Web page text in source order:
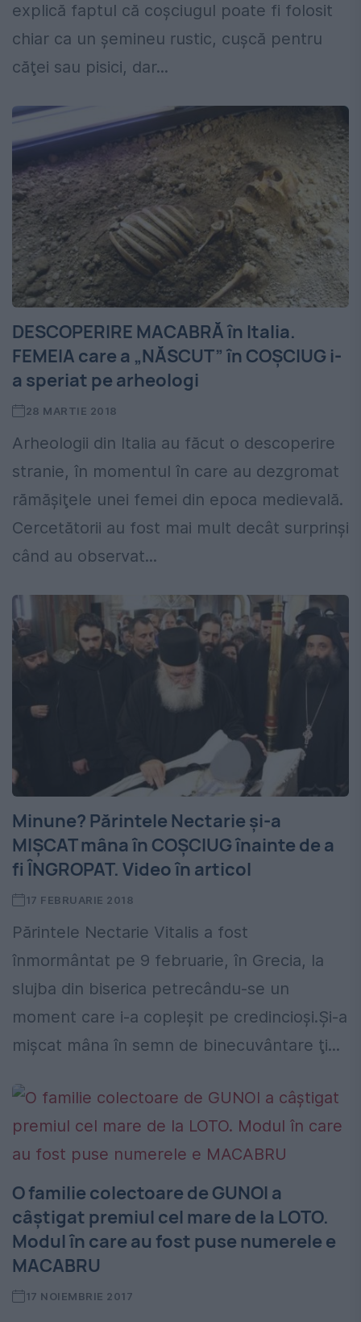
explică faptul că coşciugul poate fi folosit
chiar ca un şemineu rustic, cuşcă pentru
căţei sau pisici, dar...
DESCOPERIRE MACABRĂ în Italia.
FEMEIA care a „NĂSCUT” în COŞCIUG i-
a speriat pe arheologi
28 MARTIE 2018
Arheologii din Italia au făcut o descoperire
stranie, în momentul în care au dezgromat
rămăşiţele unei femei din epoca medievală.
Cercetătorii au fost mai mult decât surprinşi
când au observat...
Minune? Părintele Nectarie şi-a
MIŞCAT mâna în COŞCIUG înainte de a
fi ÎNGROPAT. Video în articol
17 FEBRUARIE 2018
Părintele Nectarie Vitalis a fost
înmormântat pe 9 februarie, în Grecia, la
slujba din biserica petrecându-se un
moment care i-a copleşit pe credincioşi.Şi-a
mişcat mâna în semn de binecuvântare ţi...
O familie colectoare de GUNOI a
câștigat premiul cel mare de la LOTO.
Modul în care au fost puse numerele e
MACABRU
17 NOIEMBRIE 2017